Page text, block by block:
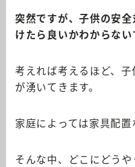
突然ですが、子供の安
けたら良いかわからない
考えれば考えるほど、
が湧いてきます。
家庭によっては家具配置
そんな中、どこにどう